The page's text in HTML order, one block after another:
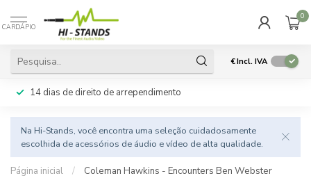
CARDÁPIO
0
€Incl. IVA
14 dias de direito de arrependimento
Na Hi-Stands, você encontra uma seleção cuidadosamente
escolhida de acessórios de áudio e vídeo de alta qualidade.
Página inicial / Coleman Hawkins - Encounters Ben Webster